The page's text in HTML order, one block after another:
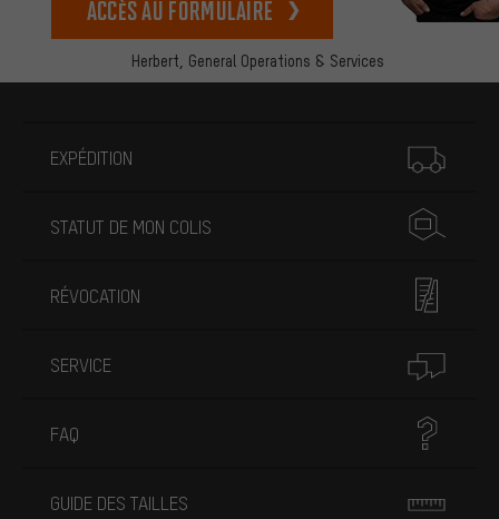
Herbert, General Operations & Services
Accès au formulaire
EXPÉDITION
STATUT DE MON COLIS
RÉVOCATION
SERVICE
FAQ
GUIDE DES TAILLES